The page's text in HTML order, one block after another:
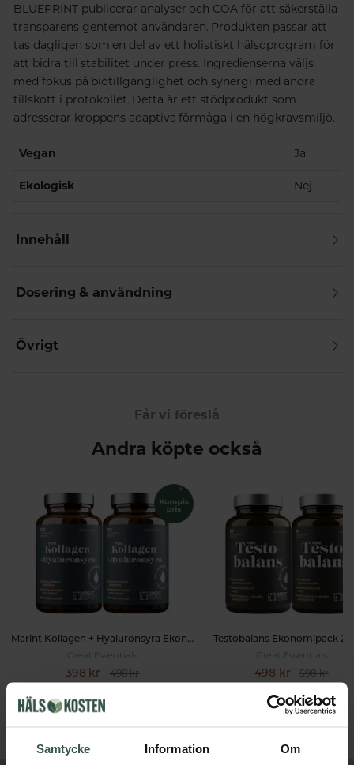
Samtycke Information Om
BLUEPRINT publicerar analyser och COA för att säkerställa
transparens gentemot användaren. Produkten passar att
tas dagligen som en del av ett holistiskt hälsoprogram för
att bidra till stabilitet under press. Ingredienserna väljs
med fokus på biotillgänglighet och synergi med andra
tillskott i protokollet. Detta är ett stödprodukt som
adresserar kroppens adaptiva förmåga i en högkravsmiljö.
Vegan Ja
Ekologisk Nej
Innehåll
Dosering & användning
Övrigt
Får vi föreslå
Andra köpte också
Marint Kollagen + Hyaluronsyra Ekonomipack 2x120k
Great Essentials
398 kr 498 kr
LÄGG I VARUKORGEN
Testobalans Ekonomipack
Great Essentials
498 kr 598 kr
LÄGG I VARUKORGEN